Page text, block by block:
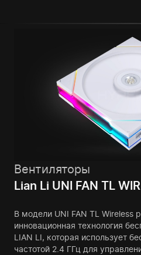
Вентиляторы
Lian Li UNI FAN TL
В модели UNI FAN TL Wireless
инновационная технология
LIAN LI, которая использует
частотой 2.4 ГГц для